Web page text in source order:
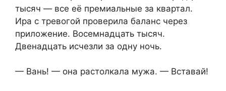
тысяч — все её премиальные за квартал.
Ира с тревогой проверила баланс через
приложение. Восемнадцать тысяч.
Двенадцать исчезли за одну ночь.
— Вань! — она растолкала мужа. — Вставай!